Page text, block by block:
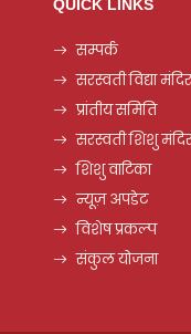
QUICK LINKS
सम्पर्क
सरस्वती विद्या मंदिर
प्रांतीय समिति
सरस्वती शिशु
शिशु वाटिका
न्यूज़ अपडेट
विशेष प्रकल्प
संकुल योजना